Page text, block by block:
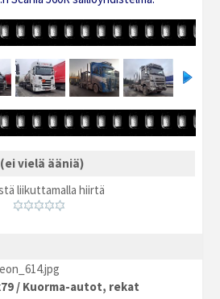
(ei vielä ääniä)
liikuttamalla hiirtä
/ Kuorma-autot, rekat